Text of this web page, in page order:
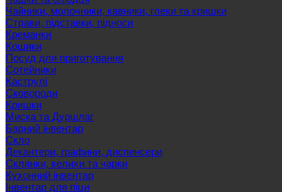
Чайники, молочники, кавники, глеки та кришки
Страви, підставки, підноси
Креманки
Кошики
Посуд для приготування
Сотейники
Каструлі
Сковороди
Кришки
Миска та Дуршлаг
Барний інвентар
Скло
Декантери, графини, диспенсери
Склянки, келихи та чарки
Кухонний інвентар
Інвентар для піци